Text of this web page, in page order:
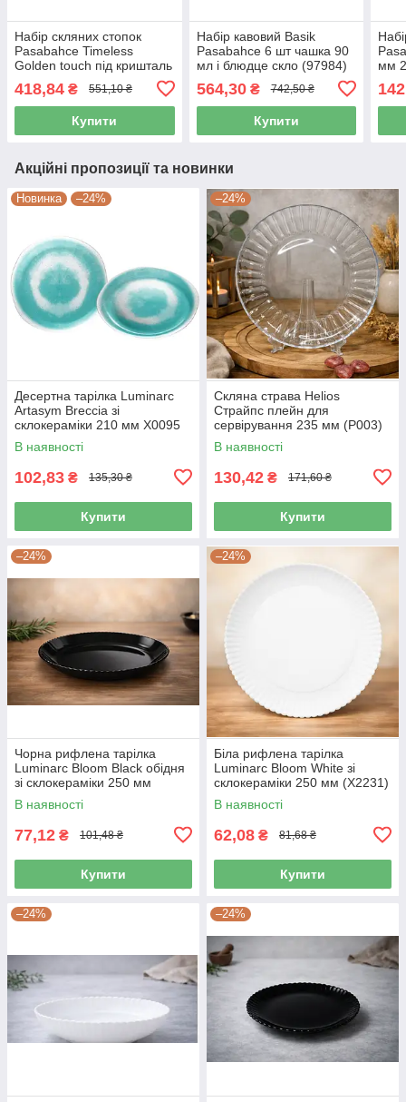
Набір скляних стопок
Pasabahce Timeless
Golden touch під кришталь
(52780G)
418,84 ₴ 551,10 ₴
Купити
Набір кавовий Basik
Pasabahce 6 шт чашка 90
мл і блюдце скло (97984)
564,30₴ 742,50 ₴
Купити
мм
Акційні пропозиції та новинки
Новинка –24%
Десертна тарілка Luminarc
Artasym Breccia зі
склокераміки 210 мм X0095
В наявності
102,83 ₴ 135,30 ₴
Купити
–24%
Скляна страва Helios
Страйпс плейн для
сервірування 235 мм (P003)
В наявності
130,42 ₴ 171,60 ₴
Купити
–24%
Чорна рифлена тарілка
Luminarc Bloom Black обідня
зі склокераміки 250 мм
(X3072)
В наявності
77,12 ₴ 101,48 ₴
Купити
–24%
Біла рифлена тарілка
Luminarc Bloom White зі
склокераміки 250 мм (X2231)
В наявності
62,08 ₴ 81,68 ₴
Купити
–24% –24%